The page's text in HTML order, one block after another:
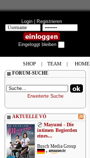
Login | Registrieren
Eingeloggt bleiben
FORUM-SUCHE
Erweiterte Suche
AKTUELLE VÖ
Mayumi - Die
intimen Begierden
eines...
Busch Media Group
•
SHOP | TEAM | HOME